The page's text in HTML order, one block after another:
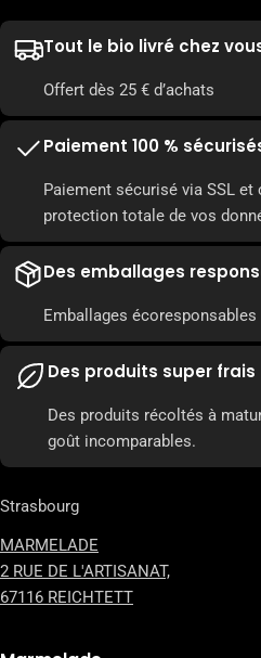
Tout le bio livré chez
Offert dès 25 € d’achats
Paiement 100 %
Paiement sécurisé via SSL
protection totale de vos
Des emballages
Emballages
Des produits super frais
Des produits récoltés à
goût incomparables.
Strasbourg
MARMELADE
2 RUE DE L'ARTISANAT,
67116 REICHTETT